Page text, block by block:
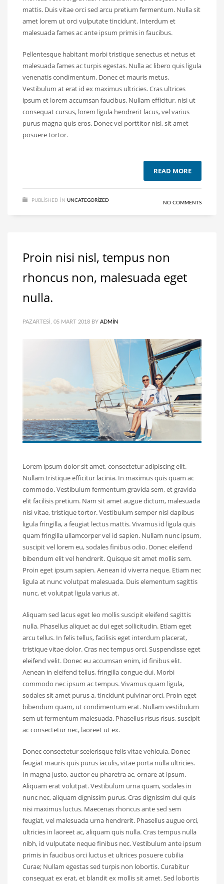
mattis. Duis vitae orci sed arcu pretium fermentum. Nulla sit
amet lorem ut orci vulputate tincidunt. Interdum et
malesuada fames ac ante ipsum primis in faucibus.
Pellentesque habitant morbi tristique senectus et netus et
malesuada fames ac turpis egestas. Nulla ac libero quis ligula
venenatis condimentum. Donec et mauris metus.
Vestibulum at erat id ex maximus ultricies. Cras ultrices
ipsum et lorem accumsan faucibus. Nullam efficitur, nisi ut
consequat cursus, lorem ligula hendrerit lacus, vel varius
purus magna quis eros. Donec vel porttitor nisl, sit amet
posuere tortor.
READ MORE
PUBLISHED IN UNCATEGORIZED NO COMMENTS
Proin nisi nisl, tempus non
rhoncus non, malesuada eget
nulla.
PAZARTESI, 05 MART 2018 BY ADMIN
Lorem ipsum dolor sit amet, consectetur adipiscing elit.
Nullam tristique efficitur lacinia. In maximus quis quam ac
commodo. Vestibulum fermentum gravida sem, et gravida
elit facilisis pretium. Nam sit amet augue dictum, malesuada
nisi vitae, tristique tortor. Vestibulum semper nisl dapibus
ligula fringilla, a feugiat lectus mattis. Vivamus id ligula quis
quam fringilla ullamcorper vel id sapien. Nullam nunc ipsum,
suscipit vel lorem eu, sodales finibus odio. Donec eleifend
bibendum elit vel hendrerit. Quisque sit amet mollis sem.
Proin eget ipsum sapien. Aenean id viverra neque. Etiam nec
ligula at nunc volutpat malesuada. Duis elementum sagittis
nunc, et volutpat ligula varius at.
Aliquam sed lacus eget leo mollis suscipit eleifend sagittis
nulla. Phasellus aliquet ac dui eget sollicitudin. Etiam eget
arcu tellus. In felis tellus, facilisis eget interdum placerat,
tristique vitae dolor. Cras nec tempus orci. Suspendisse eget
eleifend velit. Donec eu accumsan enim, id finibus elit.
Aenean in eleifend tellus, fringilla congue dui. Morbi
commodo nec ipsum ac tempus. Vivamus quam ligula,
sodales sit amet purus a, tincidunt pulvinar orci. Proin eget
bibendum quam, ut condimentum erat. Nullam vestibulum
sem ut fermentum malesuada. Phasellus risus risus, suscipit
ac consectetur nec, laoreet ut ex.
Donec consectetur scelerisque felis vitae vehicula. Donec
feugiat mauris quis purus iaculis, vitae porta nulla ultricies.
In magna justo, auctor eu pharetra ac, ornare at ipsum.
Aliquam erat volutpat. Vestibulum urna quam, sodales in
nunc nec, aliquam dignissim purus. Cras dignissim dui quis
nisi maximus luctus. Maecenas rhoncus ante sed sem
feugiat, vel malesuada urna hendrerit. Phasellus augue orci,
ultricies in laoreet ac, aliquam quis nulla. Cras tempus nulla
nibh, id vulputate neque finibus nec. Vestibulum ante ipsum
primis in faucibus orci luctus et ultrices posuere cubilia
Curae; Nullam egestas sed turpis non lobortis. Curabitur
consequat ex erat, et blandit ex mollis sit amet. Sed lobortis